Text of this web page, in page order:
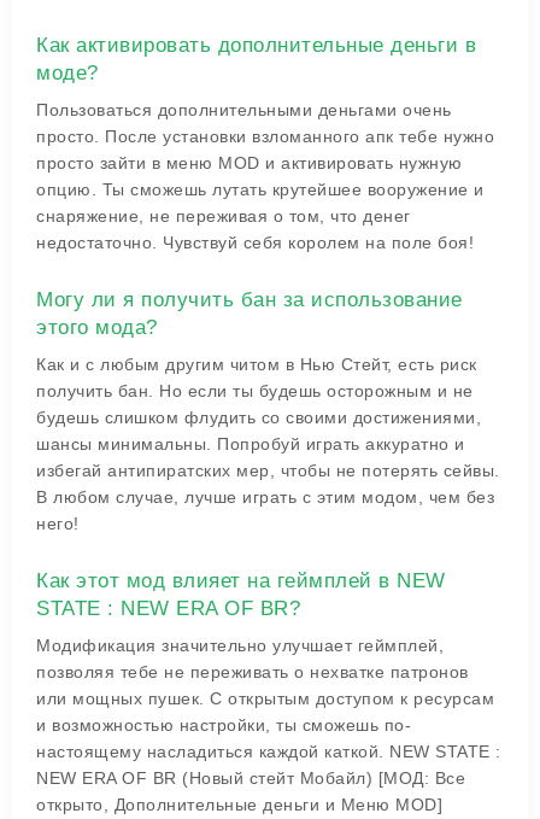
Как активировать дополнительные деньги в
моде?
Пользоваться дополнительными деньгами очень
просто. После установки взломанного апк тебе нужно
просто зайти в меню MOD и активировать нужную
опцию. Ты сможешь лутать крутейшее вооружение и
снаряжение, не переживая о том, что денег
недостаточно. Чувствуй себя королем на поле боя!
Могу ли я получить бан за использование
этого мода?
Как и с любым другим читом в Нью Стейт, есть риск
получить бан. Но если ты будешь осторожным и не
будешь слишком флудить со своими достижениями,
шансы минимальны. Попробуй играть аккуратно и
избегай антипиратских мер, чтобы не потерять сейвы.
В любом случае, лучше играть с этим модом, чем без
него!
Как этот мод влияет на геймплей в NEW
STATE : NEW ERA OF BR?
Модификация значительно улучшает геймплей,
позволяя тебе не переживать о нехватке патронов
или мощных пушек. С открытым доступом к ресурсам
и возможностью настройки, ты сможешь по-
настоящему насладиться каждой каткой. NEW STATE :
NEW ERA OF BR (Новый стейт Мобайл) [МОД: Все
открыто, Дополнительные деньги и Меню MOD]